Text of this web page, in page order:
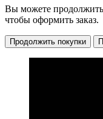
Вы можете
чтобы оформить заказ.
Продолжить покупки